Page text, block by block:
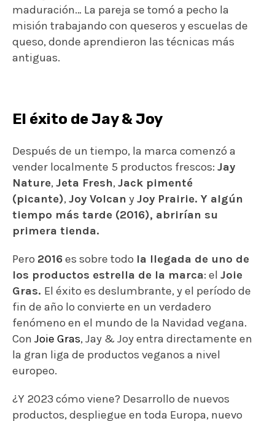
maduración… La pareja se tomó a pecho la
misión trabajando con queseros y escuelas de
queso, donde aprendieron las técnicas más
antiguas.
El éxito de Jay & Joy
Después de un tiempo, la marca comenzó a
vender localmente 5 productos frescos: Jay
Nature, Jeta Fresh, Jack pimenté
(picante), Joy Volcan yJoy Prairie. Y algún
tiempo más tarde (2016), abrirían su
primera tienda.
Pero 2016es sobre todo la llegada de uno de
los productos estrella de la marca: el Joie
Gras. El éxito es deslumbrante, y el período de
fin de año lo convierte en un verdadero
fenómeno en el mundo de la Navidad vegana.
Con Joie Gras, Jay & Joy entra directamente en
la gran liga de productos veganos a nivel
europeo.
¿Y 2023 cómo viene? Desarrollo de nuevos
productos, despliegue en toda Europa, nuevo